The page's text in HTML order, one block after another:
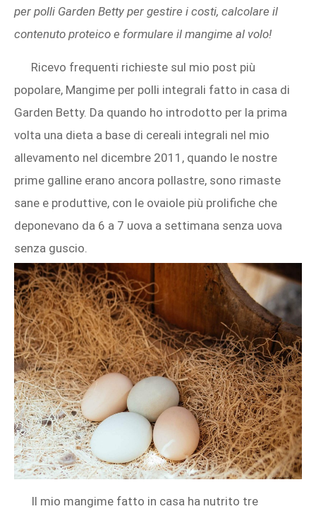
per polli Garden Betty per gestire i costi, calcolare il
contenuto proteico e formulare il mangime al volo!
Ricevo frequenti richieste sul mio post più
popolare, Mangime per polli integrali fatto in casa di
Garden Betty. Da quando ho introdotto per la prima
volta una dieta a base di cereali integrali nel mio
allevamento nel dicembre 2011, quando le nostre
prime galline erano ancora pollastre, sono rimaste
sane e produttive, con le ovaiole più prolifiche che
deponevano da 6 a 7 uova a settimana senza uova
senza guscio.
Il mio mangime fatto in casa ha nutrito tre